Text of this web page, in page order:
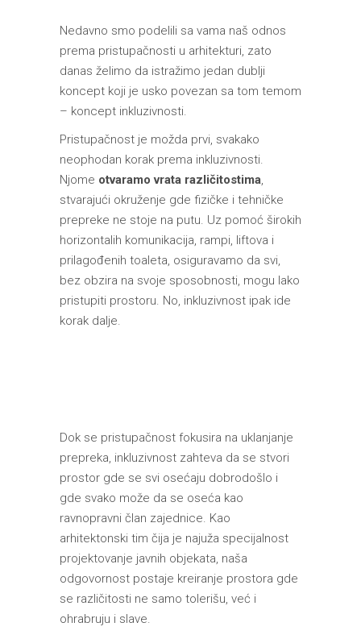
Nedavno smo podelili sa vama naš odnos
prema pristupačnosti u arhitekturi, zato
danas želimo da istražimo jedan dublji
koncept koji je usko povezan sa tom temom
– koncept inkluzivnosti.
Pristupačnost je možda prvi, svakako
neophodan korak prema inkluzivnosti.
Njome otvaramo vrata različitostima,
stvarajući okruženje gde fizičke i tehničke
prepreke ne stoje na putu. Uz pomoć širokih
horizontalih komunikacija, rampi, liftova i
prilagođenih toaleta, osiguravamo da svi,
bez obzira na svoje sposobnosti, mogu lako
pristupiti prostoru. No, inkluzivnost ipak ide
korak dalje.
Dok se pristupačnost fokusira na uklanjanje
prepreka, inkluzivnost zahteva da se stvori
prostor gde se svi osećaju dobrodošlo i
gde svako može da se oseća kao
ravnopravni član zajednice. Kao
arhitektonski tim čija je najuža specijalnost
projektovanje javnih objekata, naša
odgovornost postaje kreiranje prostora gde
se različitosti ne samo tolerišu, već i
ohrabruju i slave.